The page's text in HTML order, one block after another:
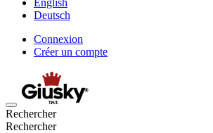
English
Deutsch
Connexion
Créer un compte
Rechercher
Rechercher